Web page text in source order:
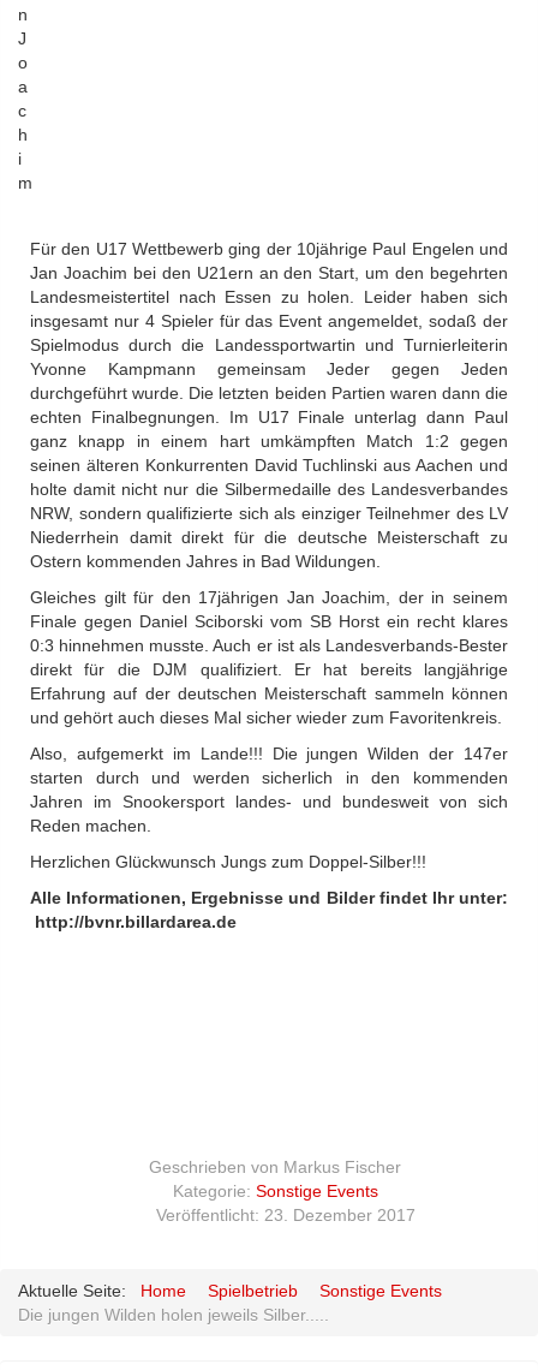
n
J
o
a
c
h
i
m
Für den U17 Wettbewerb ging der 10jährige Paul Engelen und
Jan Joachim bei den U21ern an den Start, um den begehrten
Landesmeistertitel nach Essen zu holen. Leider haben sich
insgesamt nur 4 Spieler für das Event angemeldet, sodaß der
Spielmodus durch die Landessportwartin und Turnierleiterin
Yvonne Kampmann gemeinsam Jeder gegen Jeden
durchgeführt wurde. Die letzten beiden Partien waren dann die
echten Finalbegnungen. Im U17 Finale unterlag dann Paul
ganz knapp in einem hart umkämpften Match 1:2 gegen
seinen älteren Konkurrenten David Tuchlinski aus Aachen und
holte damit nicht nur die Silbermedaille des Landesverbandes
NRW, sondern qualifizierte sich als einziger Teilnehmer des LV
Niederrhein damit direkt für die deutsche Meisterschaft zu
Ostern kommenden Jahres in Bad Wildungen.
Gleiches gilt für den 17jährigen Jan Joachim, der in seinem
Finale gegen Daniel Sciborski vom SB Horst ein recht klares
0:3 hinnehmen musste. Auch er ist als Landesverbands-Bester
direkt für die DJM qualifiziert. Er hat bereits langjährige
Erfahrung auf der deutschen Meisterschaft sammeln können
und gehört auch dieses Mal sicher wieder zum Favoritenkreis.
Also, aufgemerkt im Lande!!! Die jungen Wilden der 147er
starten durch und werden sicherlich in den kommenden
Jahren im Snookersport landes- und bundesweit von sich
Reden machen.
Herzlichen Glückwunsch Jungs zum Doppel-Silber!!!
Alle Informationen, Ergebnisse und Bilder findet Ihr unter:
http://bvnr.billardarea.de
Geschrieben von Markus Fischer
Kategorie: Sonstige Events
Veröffentlicht: 23. Dezember 2017
Aktuelle Seite: Home Spielbetrieb
Sonstige Events
Die jungen Wilden holen jeweils Silber.....